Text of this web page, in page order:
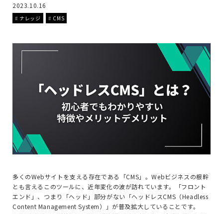
2023.10.16
ナレッジ CMS
多くのWebサイトを支える存在である「CMS」。Webビジネスの根幹
とも言えるこのツールに、近年変化の波が訪れています。「フロント
エンド」、つまり「ヘッド」部分がない「ヘッドレスCMS（Headless
Content Management System）」が普及拡大していることです。